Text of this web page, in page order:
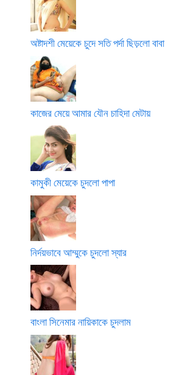
অষ্টাদশী মেয়েকে চুদে সতি পর্দা ছিড়লো বাবা
কাজের মেয়ে আমার যৌন চাহিদা মেটায়
কামুকী মেয়েকে চুদলো পাপা
নির্দয়ভাবে আম্মুকে চুদলো স্যার
বাংলা সিনেমার নায়িকাকে চুদলাম